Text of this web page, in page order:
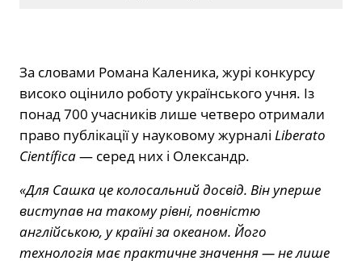
За словами Романа Каленика, журі конкурсу
високо оцінило роботу українського учня. Із
понад 700 учасників лише четверо отримали
право публікації у науковому журналі Liberato
Científica— серед них і Олександр.
«Для Сашка це колосальний досвід. Він уперше
виступав на такому рівні, повністю
англійською, у країні за океаном. Його
технологія має практичне значення — не лише